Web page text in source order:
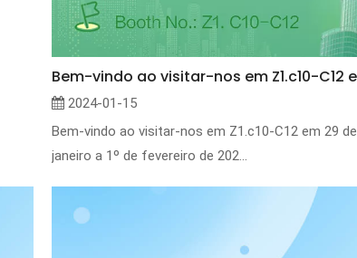
2024-01-15
Bem-vindo ao visitar-nos em Z1.c10-C12 em 29 de
janeiro a 1º de fevereiro de 202...